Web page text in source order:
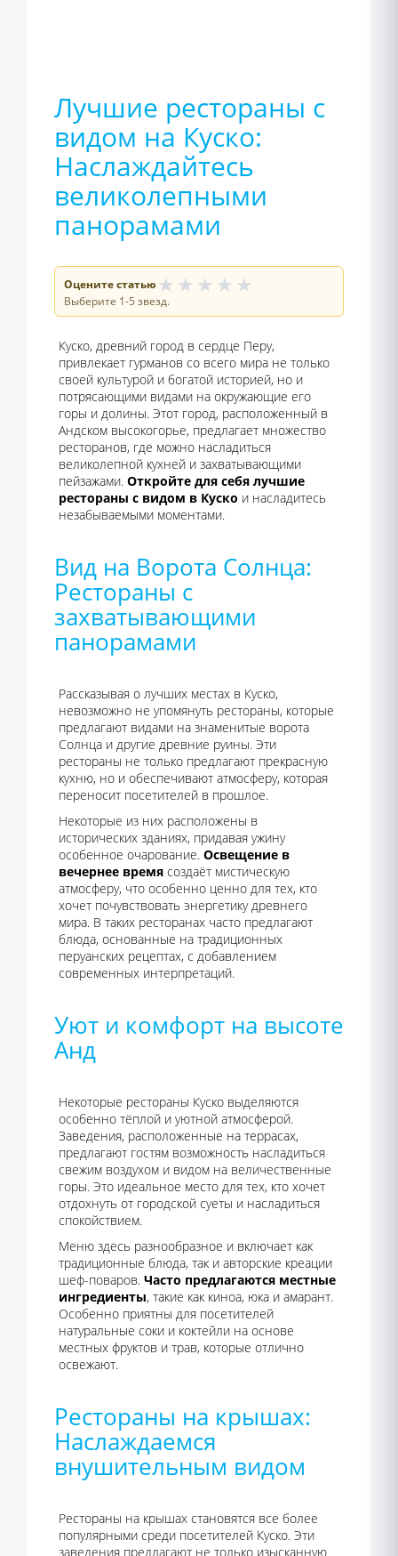
Лучшие рестораны с
видом на Куско:
Наслаждайтесь
великолепными
панорамами
Оцените статью ★ ★ ★ ★ ★
Выберите 1-5 звезд.
Куско, древний город в сердце Перу,
привлекает гурманов со всего мира не только
своей культурой и богатой историей, но и
потрясающими видами на окружающие его
горы и долины. Этот город, расположенный в
Андском высокогорье, предлагает множество
ресторанов, где можно насладиться
великолепной кухней и захватывающими
пейзажами. Откройте для себя лучшие
рестораны с видом в Куско и насладитесь
незабываемыми моментами.
Вид на Ворота Солнца:
Рестораны с
захватывающими
панорамами
Рассказывая о лучших местах в Куско,
невозможно не упомянуть рестораны, которые
предлагают видами на знаменитые ворота
Солнца и другие древние руины. Эти
рестораны не только предлагают прекрасную
кухню, но и обеспечивают атмосферу, которая
переносит посетителей в прошлое.
Некоторые из них расположены в
исторических зданиях, придавая ужину
особенное очарование. Освещение в
вечернее время создаёт мистическую
атмосферу, что особенно ценно для тех, кто
хочет почувствовать энергетику древнего
мира. В таких ресторанах часто предлагают
блюда, основанные на традиционных
перуанских рецептах, с добавлением
современных интерпретаций.
Уют и комфорт на высоте
Анд
Некоторые рестораны Куско выделяются
особенно тёплой и уютной атмосферой.
Заведения, расположенные на террасах,
предлагают гостям возможность насладиться
свежим воздухом и видом на величественные
горы. Это идеальное место для тех, кто хочет
отдохнуть от городской суеты и насладиться
спокойствием.
Меню здесь разнообразное и включает как
традиционные блюда, так и авторские креации
шеф-поваров. Часто предлагаются местные
ингредиенты, такие как киноа, юка и амарант.
Особенно приятны для посетителей
натуральные соки и коктейли на основе
местных фруктов и трав, которые отлично
освежают.
Рестораны на крышах:
Наслаждаемся
внушительным видом
Рестораны на крышах становятся все более
популярными среди посетителей Куско. Эти
заведения предлагают не только изысканную